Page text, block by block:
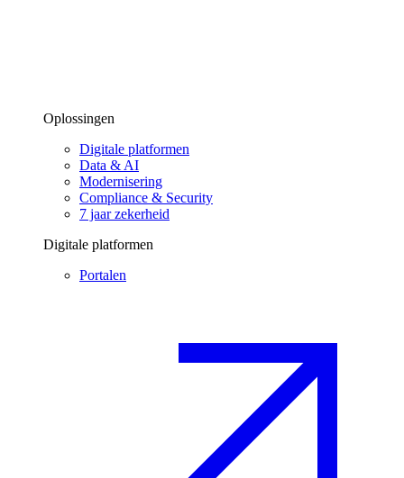
Oplossingen
Digitale platformen
Data & AI
Modernisering
Compliance & Security
7 jaar zekerheid
Digitale platformen
Portalen